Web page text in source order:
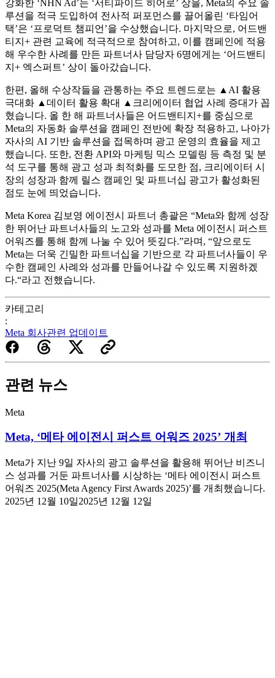
강화한 ‘NHN Ad’는 ‘서티파이드 히어로’ 상을, Meta의 주요 솔
루션을 적극 도입하여 전사적 퍼포먼스를 끌어올린 ‘타임어
택’은 ‘프로덕트 챔피언’을 수상했습니다. 마지막으로, 어드밴
티지+ 관련 교육에 적극적으로 참여하고, 이를 캠페인에 적용
해 우수한 사례를 만든 파트너사 담당자 6명에게는 ‘어드밴티
지+ 엑스퍼트’ 상이 돌아갔습니다.
한편, 올해 수상작들을 관통하는 주요 트렌드로는 ▲AI 활용
극대화 ▲데이터 활용 확대 ▲크리에이터 협업 사례 증대가 꼽
혔습니다. 올 한 해 파트너사들은 어드밴티지+를 중심으로
Meta의 자동화 솔루션을 캠페인 전반에 확장 적용하고, 나아가
자사의 AI 기반 솔루션을 접목하며 광고 운영의 효율을 제고
했습니다. 또한, 전환 API와 마케팅 믹스 모델링 등 측정 및 분
석 도구를 통해 광고 성과 최적화를 도모한 점, 크리에이터 시
장의 성장과 함께 릴스 캠페인 및 파트너십 광고가 활성화된
점도 눈에 띄었습니다.
Meta Korea 김보영 에이전시 파트너 총괄은 “Meta와 함께 성장
한 뛰어난 파트너사들의 노고와 성과를 Meta 에이전시 퍼스트
어워즈를 통해 함께 나눌 수 있어 뜻깊다.”라며, “앞으로도
Meta는 더욱 긴밀한 파트너십을 기반으로 각 파트너사들이 우
수한 캠페인 사례와 성과를 만들어나갈 수 있도록 지원하겠
다.“라고 전했습니다.
카테고리
:
Meta 회사관련 업데이트
관련 뉴스
Meta
Meta, ‘메타 에이전시 퍼스트 어워즈 2025’ 개최
Meta가 지난 9일 자사의 광고 솔루션을 활용해 뛰어난 비즈니
스 성과를 거둔 파트너사를 시상하는 ‘메타 에이전시 퍼스트
어워즈 2025(Meta Agency First Awards 2025)’를 개최했습니다.
2025년 12월 10일2025년 12월 12일